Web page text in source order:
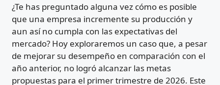
¿Te has preguntado alguna vez cómo es posible
que una empresa incremente su producción y
aun así no cumpla con las expectativas del
mercado? Hoy exploraremos un caso que, a pesar
de mejorar su desempeño en comparación con el
año anterior, no logró alcanzar las metas
propuestas para el primer trimestre de 2026. Este